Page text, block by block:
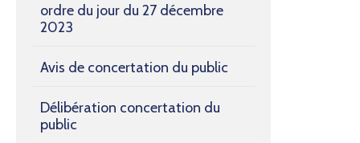
ordre du jour du 27 décembre
2023
Avis de concertation du public
Délibération concertation du
public